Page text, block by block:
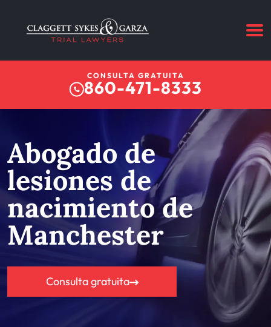
CONSULTA GRATUITA
860-471-8333
Abogado de
lesiones de
nacimiento de
Manchester
Consulta gratuita